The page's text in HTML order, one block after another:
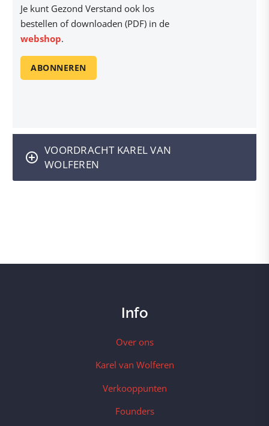
Je kunt Gezond Verstand ook los
bestellen of downloaden (PDF) in de
webshop.
ABONNEREN
VOORDRACHT KAREL VAN
WOLFEREN
Info
Over ons
Karel van Wolferen
Verkooppunten
Founders